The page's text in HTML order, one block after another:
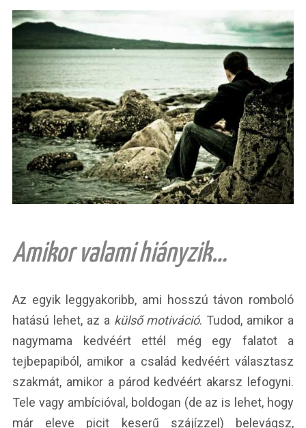
Amikor valami hiányzik…
Az egyik leggyakoribb, ami hosszú távon romboló
hatású lehet, az a külső motiváció. Tudod, amikor a
nagymama kedvéért ettél még egy falatot a
tejbepapiból, amikor a család kedvéért választasz
szakmát, amikor a párod kedvéért akarsz lefogyni.
Tele vagy ambícióval, boldogan (de az is lehet, hogy
már eleve picit keserű szájízzel) belevágsz,